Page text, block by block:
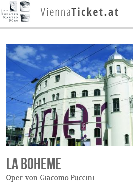
La Boheme
Oper von Giacomo Puccini